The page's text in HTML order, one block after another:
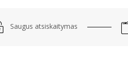
Saugus atsiskaitymas